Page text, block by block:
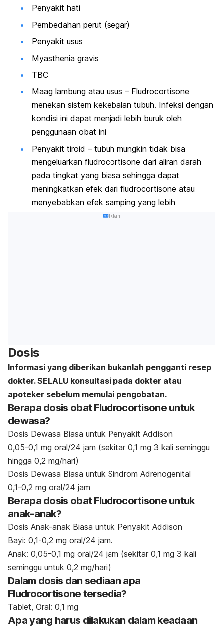
Penyakit hati
Pembedahan perut (segar)
Penyakit usus
Myasthenia gravis
TBC
Maag lambung atau usus – Fludrocortisone
menekan sistem kekebalan tubuh. Infeksi dengan
kondisi ini dapat menjadi lebih buruk oleh
penggunaan obat ini
Penyakit tiroid – tubuh mungkin tidak bisa
mengeluarkan fludrocortisone dari aliran darah
pada tingkat yang biasa sehingga dapat
meningkatkan efek dari fludrocortisone atau
menyebabkan efek samping yang lebih
Iklan
Dosis
Informasi yang diberikan bukanlah pengganti resep
dokter. SELALU konsultasi pada dokter atau
apoteker sebelum memulai pengobatan.
Berapa dosis obat Fludrocortisone untuk
dewasa?
Dosis Dewasa Biasa untuk Penyakit Addison
0,05-0,1 mg oral/24 jam (sekitar 0,1 mg 3 kali seminggu
hingga 0,2 mg/hari)
Dosis Dewasa Biasa untuk Sindrom Adrenogenital
0,1-0,2 mg oral/24 jam
Berapa dosis obat Fludrocortisone untuk
anak-anak?
Dosis Anak-anak Biasa untuk Penyakit Addison
Bayi: 0,1-0,2 mg oral/24 jam.
Anak: 0,05-0,1 mg oral/24 jam (sekitar 0,1 mg 3 kali
seminggu untuk 0,2 mg/hari)
Dalam dosis dan sediaan apa
Fludrocortisone tersedia?
Tablet, Oral: 0,1 mg
Apa yang harus dilakukan dalam keadaan